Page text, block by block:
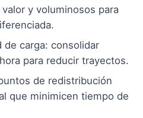
y voluminosos para
de carga: consolidar
para reducir trayectos.
de redistribución
que minimicen tiempo de